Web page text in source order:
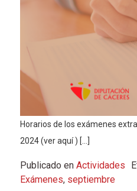
Horarios de los exámenes
2024 (ver aquí ) […]
Publicado en Actividades
Exámenes, septiembre